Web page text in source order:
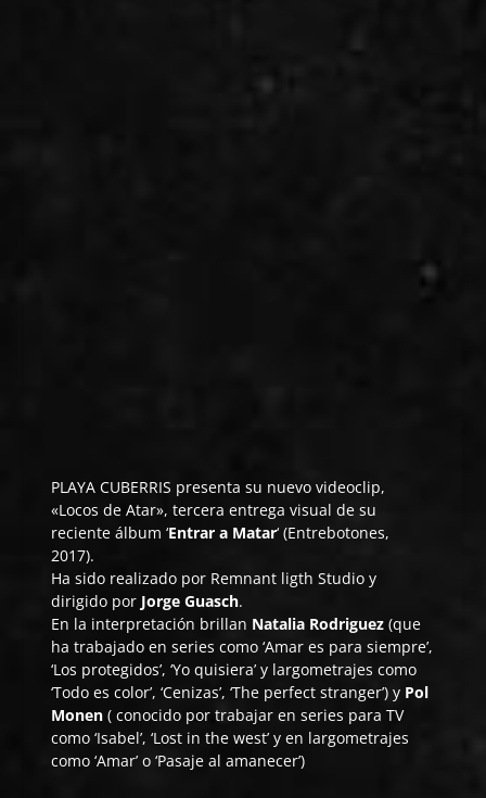
PLAYA CUBERRIS presenta su nuevo videoclip,
«Locos de Atar», tercera entrega visual de su
reciente álbum ‘Entrar a Matar‘ (Entrebotones,
2017).
Ha sido realizado por Remnant ligth Studio y
dirigido por Jorge Guasch.
En la interpretación brillan Natalia Rodriguez (que
ha trabajado en series como ‘Amar es para siempre’,
‘Los protegidos’, ‘Yo quisiera’ y largometrajes como
‘Todo es color’, ‘Cenizas’, ‘The perfect stranger’) y Pol
Monen ( conocido por trabajar en series para TV
como ‘Isabel’, ‘Lost in the west’ y en largometrajes
como ‘Amar’ o ‘Pasaje al amanecer’)